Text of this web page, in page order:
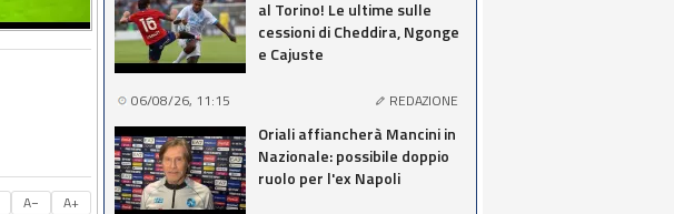
A− A+
al Torino! Le ultime sulle
cessioni di Cheddira, Ngonge
e Cajuste
06/08/26, 11:15 REDAZIONE
Oriali affiancherà Mancini in
Nazionale: possibile doppio
ruolo per l'ex Napoli